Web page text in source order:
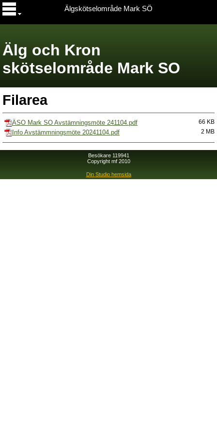
Älg och Kron
skötselområde Mark SO
Älgskötselområde Mark SÖ
Filarea
ÄSO Mark SO Avstämningsmöte 241104.pdf 66 KB
Info Avstämmningsmöte 20241104.pdf 2 MB
Besökare 119941
Copyright mf 2010
Din Studio hemsida